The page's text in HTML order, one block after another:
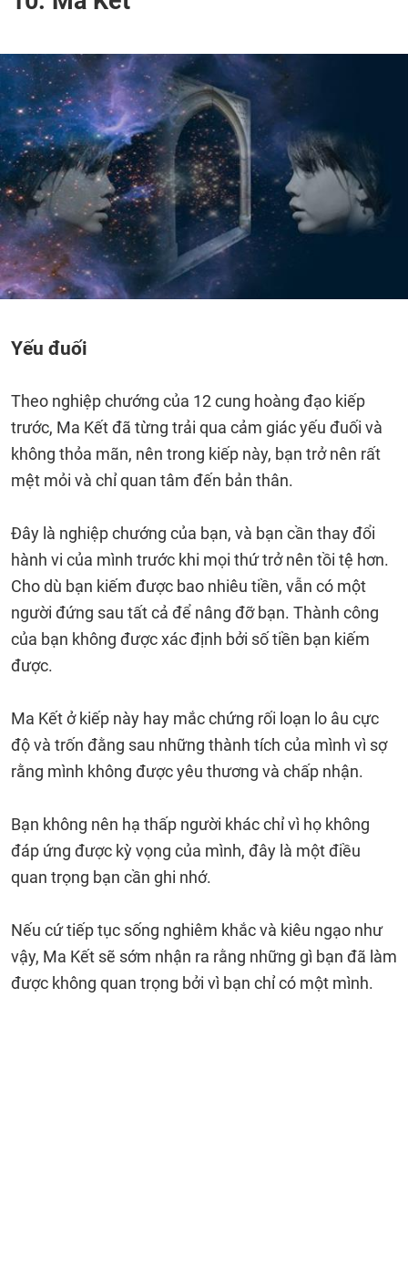
Yếu đuối
Theo nghiệp chướng của 12 cung hoàng đạo kiếp
trước, Ma Kết đã từng trải qua cảm giác yếu đuối và
không thỏa mãn, nên trong kiếp này, bạn trở nên rất
mệt mỏi và chỉ quan tâm đến bản thân.
Đây là nghiệp chướng của bạn, và bạn cần thay đổi
hành vi của mình trước khi mọi thứ trở nên tồi tệ hơn.
Cho dù bạn kiếm được bao nhiêu tiền, vẫn có một
người đứng sau tất cả để nâng đỡ bạn. Thành công
của bạn không được xác định bởi số tiền bạn kiếm
được.
Ma Kết ở kiếp này hay mắc chứng rối loạn lo âu cực
độ và trốn đằng sau những thành tích của mình vì sợ
rằng mình không được yêu thương và chấp nhận.
Bạn không nên hạ thấp người khác chỉ vì họ không
đáp ứng được kỳ vọng của mình, đây là một điều
quan trọng bạn cần ghi nhớ.
Nếu cứ tiếp tục sống nghiêm khắc và kiêu ngạo như
vậy, Ma Kết sẽ sớm nhận ra rằng những gì bạn đã làm
được không quan trọng bởi vì bạn chỉ có một mình.